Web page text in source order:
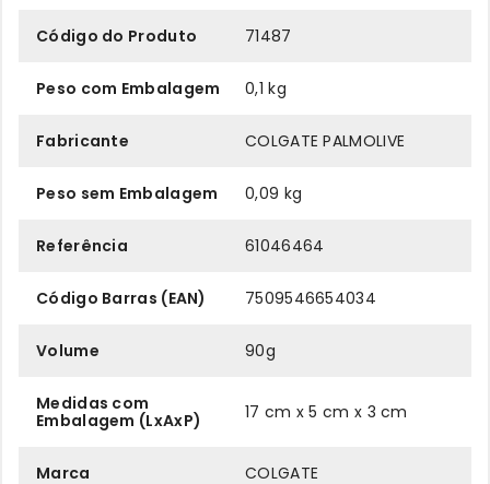
Código do Produto 71487
Peso com Embalagem 0,1 kg
Fabricante COLGATE PALMOLIVE
Peso sem Embalagem 0,09 kg
Referência 61046464
Código Barras (EAN) 7509546654034
Volume 90g
Medidas com
Embalagem (LxAxP)
17 cm x 5 cm x 3 cm
Marca COLGATE